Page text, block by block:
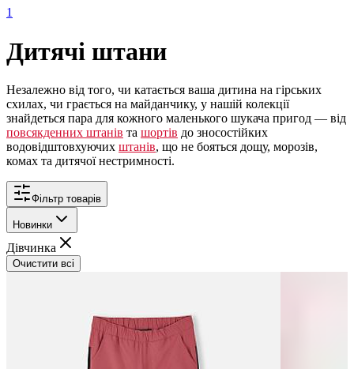
1
Дитячі штани
Незалежно від того, чи катається ваша дитина на гірських
схилах, чи грається на майданчику, у нашій колекції
знайдеться пара для кожного маленького шукача пригод — від
повсякденних штанів та шортів до зносостійких
водовідштовхуючих штанів, що не бояться дощу, морозів,
комах та дитячої нестримності.
Фільтр товарів
Новинки
Дівчинка
Очистити всі